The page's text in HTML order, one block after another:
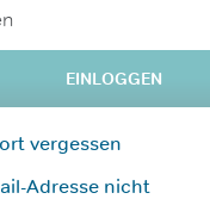
EINLOGGEN
vergessen
Adresse nicht